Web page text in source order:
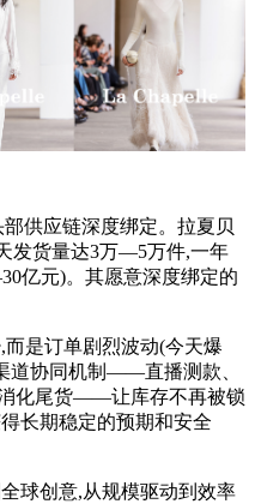
供应链深度绑定。拉夏贝
发货量达3万—5万件,一年
亿元)。其愿意深度绑定的
是订单剧烈波动(今天爆
道协同机制——直播测款、
化尾货——让库存不再被锁
长期稳定的预期和安全
球创意,从规模驱动到效率